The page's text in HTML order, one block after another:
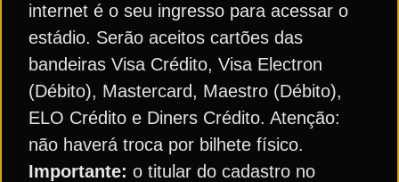
internet é o seu ingresso para acessar o
estádio. Serão aceitos cartões das
bandeiras Visa Crédito, Visa Electron
(Débito), Mastercard, Maestro (Débito),
ELO Crédito e Diners Crédito. Atenção:
não haverá troca por bilhete físico.
Importante: o titular do cadastro no